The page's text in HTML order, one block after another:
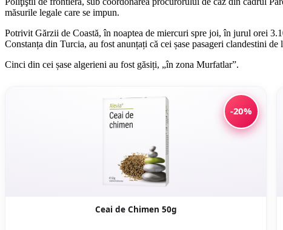
măsurile legale care se impun.
Potrivit Gărzii de Coastă, în noaptea de miercuri spre joi, în jurul orei
Constanța din Turcia, au fost anunțați că cei șase pasageri clandestini
Cinci din cei șase algerieni au fost găsiți, „în zona Murfatlar”.
-20%
Ceai de Chimen 50g